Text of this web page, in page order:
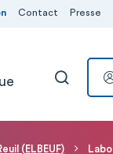
Contact Presse
(ELBEUF)